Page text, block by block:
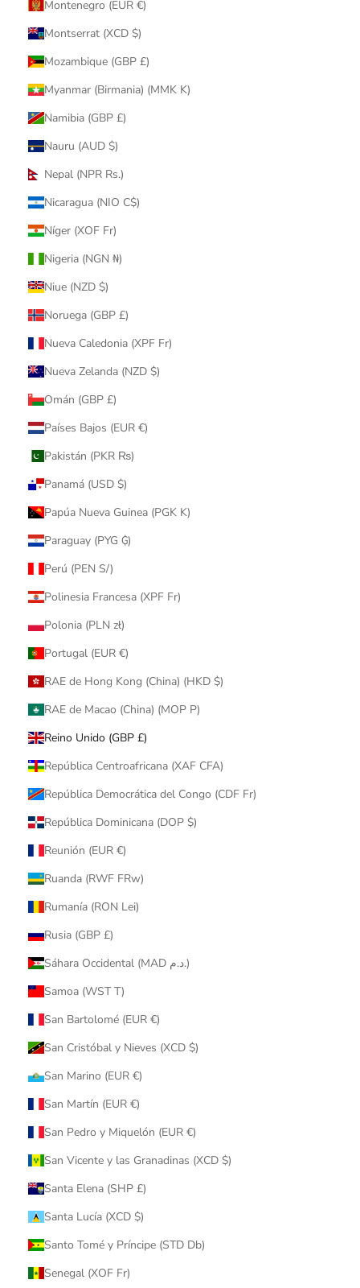
Montenegro (EUR €)
Montserrat (XCD $)
Mozambique (GBP £)
Myanmar (Birmania) (MMK K)
Namibia (GBP £)
Nauru (AUD $)
Nepal (NPR Rs.)
Nicaragua (NIO C$)
Níger (XOF Fr)
Nigeria (NGN ₦)
Niue (NZD $)
Noruega (GBP £)
Nueva Caledonia (XPF Fr)
Nueva Zelanda (NZD $)
Omán (GBP £)
Países Bajos (EUR €)
Pakistán (PKR ₨)
Panamá (USD $)
Papúa Nueva Guinea (PGK K)
Paraguay (PYG ₲)
Perú (PEN S/)
Polinesia Francesa (XPF Fr)
Polonia (PLN zł)
Portugal (EUR €)
RAE de Hong Kong (China) (HKD $)
RAE de Macao (China) (MOP P)
Reino Unido (GBP £)
República Centroafricana (XAF CFA)
República Democrática del Congo (CDF Fr)
República Dominicana (DOP $)
Reunión (EUR €)
Ruanda (RWF FRw)
Rumanía (RON Lei)
Rusia (GBP £)
Sáhara Occidental (MAD د.م.)
Samoa (WST T)
San Bartolomé (EUR €)
San Cristóbal y Nieves (XCD $)
San Marino (EUR €)
San Martín (EUR €)
San Pedro y Miquelón (EUR €)
San Vicente y las Granadinas (XCD $)
Santa Elena (SHP £)
Santa Lucía (XCD $)
Santo Tomé y Príncipe (STD Db)
Senegal (XOF Fr)